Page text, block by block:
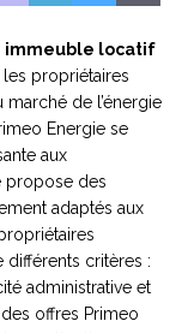
immeuble locatif
propriétaires
marché de l’énergie
Energie se
aux
propose des
adaptés aux
différents critères :
administrative et
offres Primeo